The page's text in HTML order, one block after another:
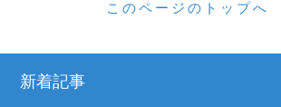
このページのトップへ
新着記事